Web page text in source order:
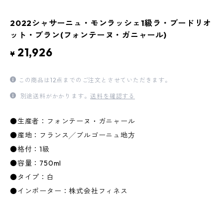
2022シャサーニュ・モンラッシェ1級ラ・ブードリオ
ット・ブラン(フォンテーヌ・ガニャール)
¥ 21,926
この商品は12点までのご注文とさせていただきます。
別途送料がかかります。送料を確認する
●生産者：フォンテーヌ・ガニャール
●産地：フランス╱ブルゴーニュ地方
●格付：1級
●容量：750ml
●タイプ：白
●インポーター：株式会社フィネス